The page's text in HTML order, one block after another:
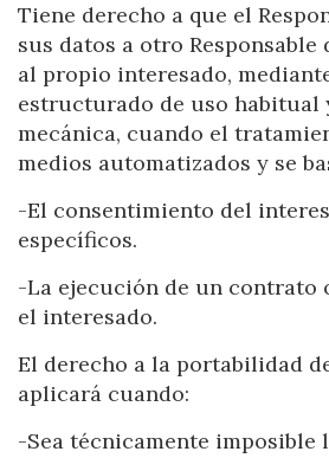
Tiene derecho a que el
sus datos a otro
al propio interesado,
estructurado de uso habitual
mecánica, cuando el
medios automatizados y se
-El consentimiento del
específicos.
-La ejecución de un contrato
el interesado.
El derecho a la portabilidad
aplicará cuando:
-Sea técnicamente imposible
Permiten realizar el seguimiento y
comportamiento de los usuarios de
información recogida mediante este
utiliza en la medición de la actividad
elaboración de perfiles de
el fin de introducir mejoras en función
datos de uso que hacen los usuarios
guardar la información de
mejorar la calidad de nuestros
Marketing y publicidad
Estas cookies son utilizadas para
sobre las preferencias y elecciones
a través de la observación continuada
de navegación en el sitio web y
relacionada con el perfil de